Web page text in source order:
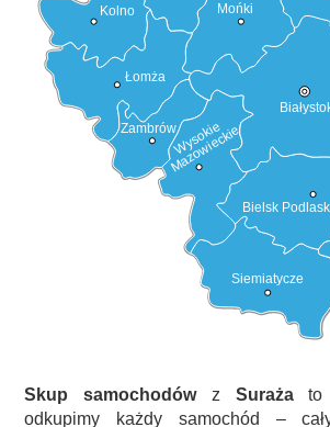
Siemiatycze
Bielsk
Mońki
Kolno
Łomża
ZambrówWysokie
Mazowieckie
Skup samochodówz Surażato
odkupimy każdy samochód –